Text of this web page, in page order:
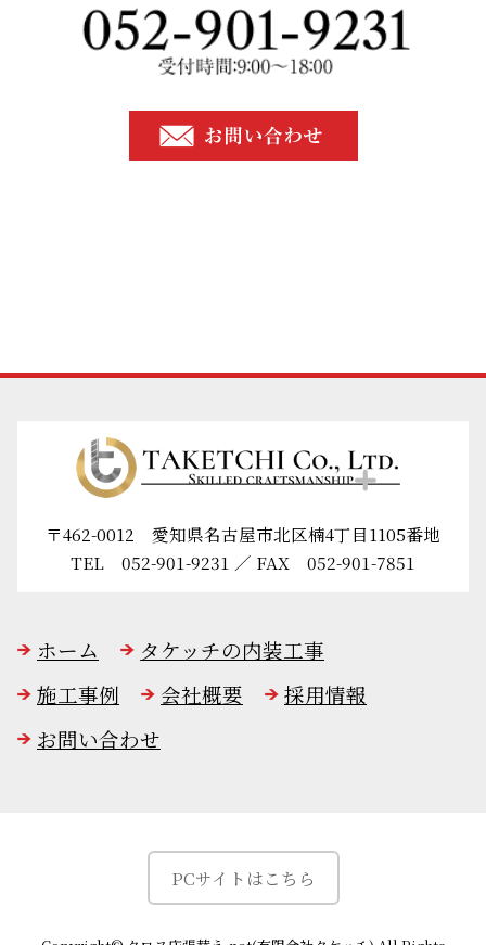
〒462-0012 愛知県名古屋市北区楠4丁目1105番地
TEL 052-901-9231 ／ FAX 052-901-7851
ホーム
タケッチの内装工事
施工事例
会社概要
採用情報
お問い合わせ
PCサイトはこちら